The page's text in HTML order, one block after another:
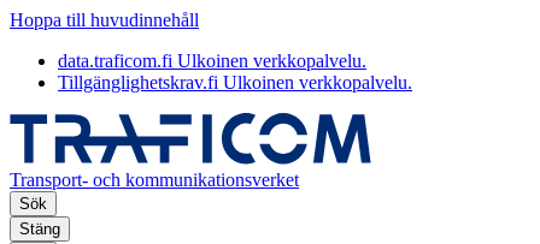
Hoppa till huvudinnehåll
data.traficom.fi Ulkoinen verkkopalvelu.
Tillgänglighetskrav.fi Ulkoinen verkkopalvelu.
Transport- och kommunikationsverket
Sök
Stäng